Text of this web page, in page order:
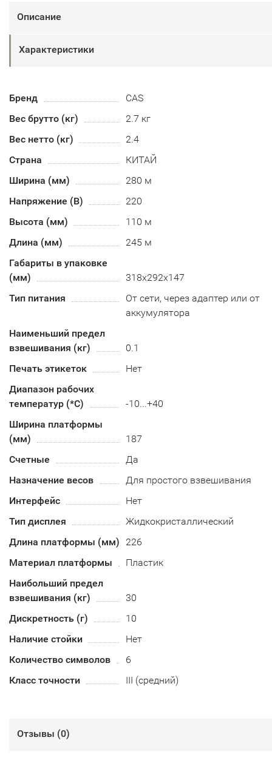
Описание
Характеристики
Бренд
CAS
Вес брутто (кг)
2.7 кг
Вес нетто (кг)
2.4
Страна
КИТАЙ
Ширина (мм)
280 м
Напряжение (В)
220
Высота (мм)
110 м
Длина (мм)
245 м
Габариты в упаковке
(мм)
318x292x147
Тип питания
От сети, через адаптер или от
аккумулятора
Наименьший предел
взвешивания (кг)
0.1
Печать этикеток
Нет
Диапазон рабочих
температур (*С)
-10...+40
Ширина платформы
(мм)
187
Счетные
Да
Назначение весов
Для простого взвешивания
Интерфейс
Нет
Тип дисплея
Жидкокристаллический
Длина платформы (мм)
226
Материал платформы
Пластик
Наибольший предел
взвешивания (кг)
30
Дискретность (г)
10
Наличие стойки
Нет
Количество символов
6
Класс точности
III (средний)
Отзывы (0)